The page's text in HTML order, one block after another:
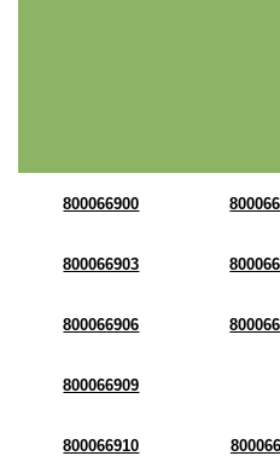
800066900
800066903
800066906
800066909
800066910